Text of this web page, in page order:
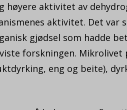
høyere aktivitet av
aktivitet. Det var
gjødsel som hadde
forskningen. Mikrolivet
eng og beite),